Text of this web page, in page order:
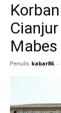
Penulis kabar86 -